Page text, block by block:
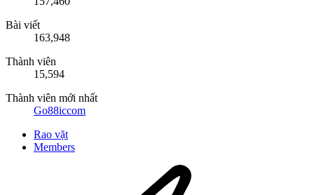
Bài viết
163,948
Thành viên
15,594
Thành viên mới nhất
Go88iccom
Rao vặt
Members